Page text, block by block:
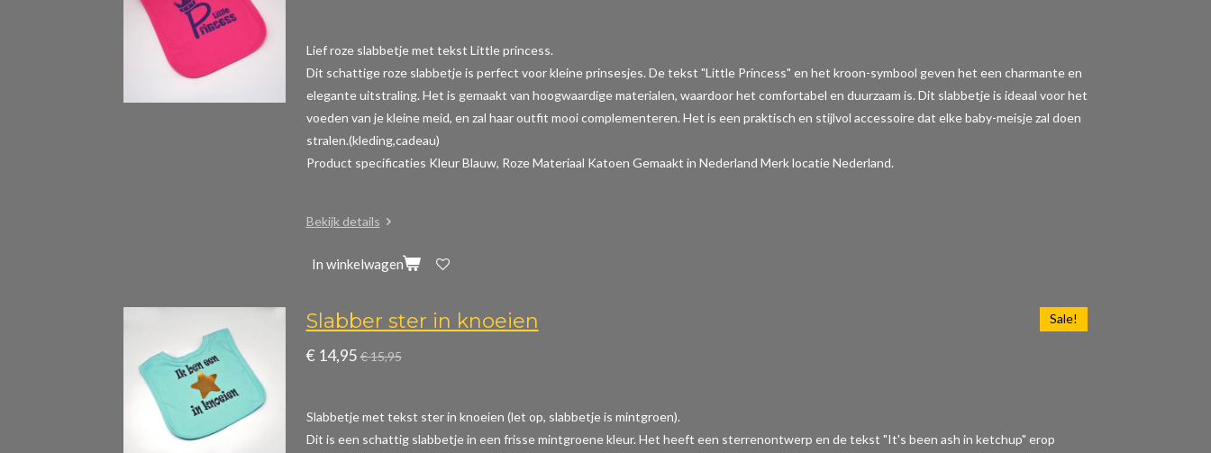
Lief roze slabbetje met tekst Little princess.
Dit schattige roze slabbetje is perfect voor kleine prinsesjes. De tekst "Little Princess" en het kroon-symbool geven het een charmante en
elegante uitstraling. Het is gemaakt van hoogwaardige materialen, waardoor het comfortabel en duurzaam is. Dit slabbetje is ideaal voor het
voeden van je kleine meid, en zal haar outfit mooi complementeren. Het is een praktisch en stijlvol accessoire dat elke baby-meisje zal doen
stralen.(kleding,cadeau)
Product specificaties Kleur Blauw, Roze Materiaal Katoen Gemaakt in Nederland Merk locatie Nederland.
Bekijk details
In winkelwagen
Sale!
Slabber ster in knoeien
€ 14,95 € 15,95
Slabbetje met tekst ster in knoeien (let op, slabbetje is mintgroen).
Dit is een schattig slabbetje in een frisse mintgroene kleur. Het heeft een sterrenontwerp en de tekst "It's been ash in ketchup" erop